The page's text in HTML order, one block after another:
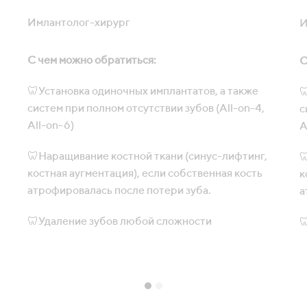
Имлантолог-хирург
С чем можно обратиться:
🦷Установка одиночных имплантатов, а также
систем при полном отсутствии зубов (All-on-4,
All-on-6)
🦷Наращивание костной ткани (синус-лифтинг,
костная аугментация), если собственная кость
атрофировалась после потери зуба.
🦷Удаление зубов любой сложности